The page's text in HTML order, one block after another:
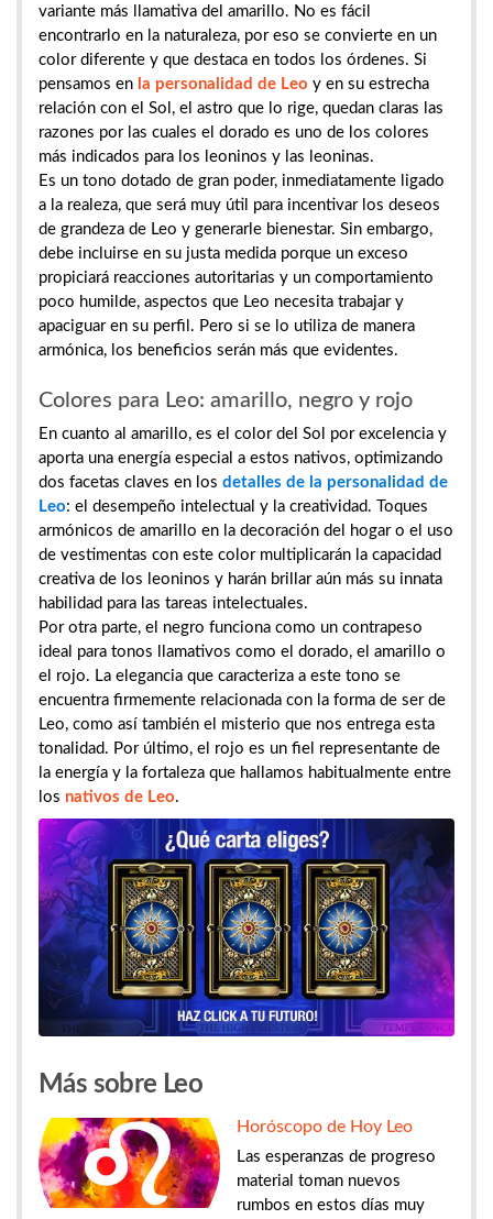
variante más llamativa del amarillo. No es fácil
encontrarlo en la naturaleza, por eso se convierte en un
color diferente y que destaca en todos los órdenes. Si
pensamos en la personalidad de Leo y en su estrecha
relación con el Sol, el astro que lo rige, quedan claras las
razones por las cuales el dorado es uno de los colores
más indicados para los leoninos y las leoninas.
Es un tono dotado de gran poder, inmediatamente ligado
a la realeza, que será muy útil para incentivar los deseos
de grandeza de Leo y generarle bienestar. Sin embargo,
debe incluirse en su justa medida porque un exceso
propiciará reacciones autoritarias y un comportamiento
poco humilde, aspectos que Leo necesita trabajar y
apaciguar en su perfil. Pero si se lo utiliza de manera
armónica, los beneficios serán más que evidentes.
Colores para Leo: amarillo, negro y rojo
En cuanto al amarillo, es el color del Sol por excelencia y
aporta una energía especial a estos nativos, optimizando
dos facetas claves en los detalles de la personalidad de
Leo: el desempeño intelectual y la creatividad. Toques
armónicos de amarillo en la decoración del hogar o el uso
de vestimentas con este color multiplicarán la capacidad
creativa de los leoninos y harán brillar aún más su innata
habilidad para las tareas intelectuales.
Por otra parte, el negro funciona como un contrapeso
ideal para tonos llamativos como el dorado, el amarillo o
el rojo. La elegancia que caracteriza a este tono se
encuentra firmemente relacionada con la forma de ser de
Leo, como así también el misterio que nos entrega esta
tonalidad. Por último, el rojo es un fiel representante de
la energía y la fortaleza que hallamos habitualmente entre
los nativos de Leo.
Más sobre Leo
Horóscopo de Hoy Leo
Las esperanzas de progreso
material toman nuevos
rumbos en estos días muy